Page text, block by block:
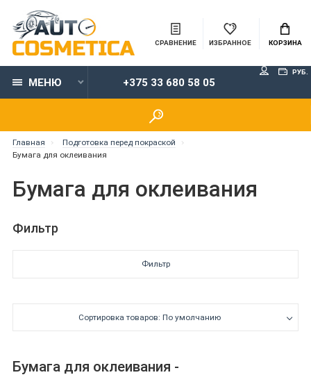
СРАВНЕНИЕ ИЗБРАННОЕ КОРЗИНА
МЕНЮ +375 33 680 58 05
РУБ.
Главная
Подготовка перед покраской
Бумага для оклеивания
Бумага для оклеивания
Фильтр
Фильтр
Сортировка товаров: По умолчанию
Бумага для оклеивания -